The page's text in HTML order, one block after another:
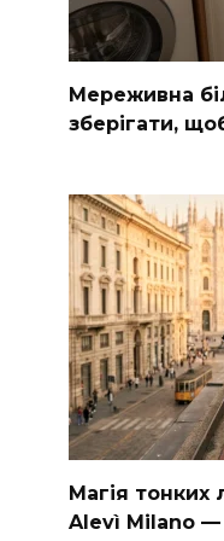
Мереживна
зберігати,
Магія тонких
Alevì Milano —